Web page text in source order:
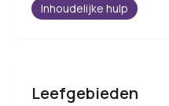
Inhoudelijke hulp
Leefgebieden